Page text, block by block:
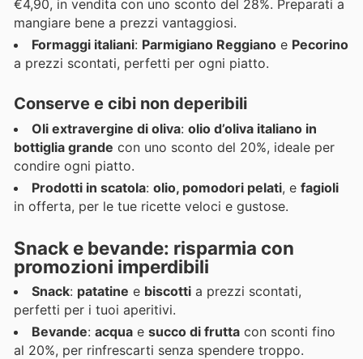
€4,90, in vendita con uno sconto del 28%. Preparati a
mangiare bene a prezzi vantaggiosi.
Formaggi italiani: Parmigiano Reggiano e Pecorino
a prezzi scontati, perfetti per ogni piatto.
Conserve e cibi non deperibili
Oli extravergine di oliva: olio d’oliva italiano in
bottiglia grande con uno sconto del 20%, ideale per
condire ogni piatto.
Prodotti in scatola: olio, pomodori pelati, e fagioli
in offerta, per le tue ricette veloci e gustose.
Snack e bevande: risparmia con
promozioni imperdibili
Snack: patatine e biscotti a prezzi scontati,
perfetti per i tuoi aperitivi.
Bevande: acqua e succo di frutta con sconti fino
al 20%, per rinfrescarti senza spendere troppo.